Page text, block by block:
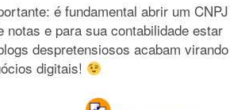
é fundamental abrir um CNPJ
notas e para sua contabilidade estar
despretensiosos acabam virando
digitais!